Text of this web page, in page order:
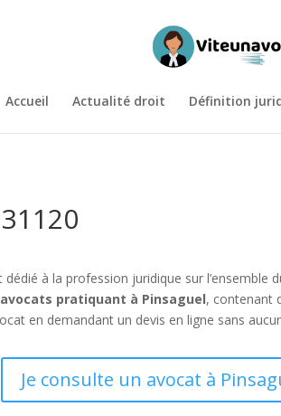
Accueil Actualité droit Définition
à la profession juridique sur
avocats pratiquant à Pinsaguel, contenant
en demandant un devis en ligne sans
Je consulte un avocat à